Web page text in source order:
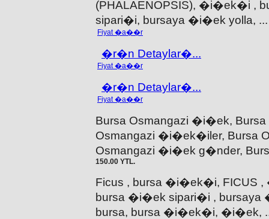
(PHALAENOPSIS), �i�ek�i ,
sipari�i, bursaya �i�ek yolla,
Fiyat �a��r
�r�n Detaylar�...
Fiyat �a��r
�r�n Detaylar�...
Fiyat �a��r
Bursa Osmangazi �i�ek,
Osmangazi �i�ek�iler, Bursa
Osmangazi �i�ek g�nder,
150.00 YTL.
Ficus , bursa �i�ek�i,
bursa �i�ek sipari�i ,
bursa, bursa �i�ek�i,